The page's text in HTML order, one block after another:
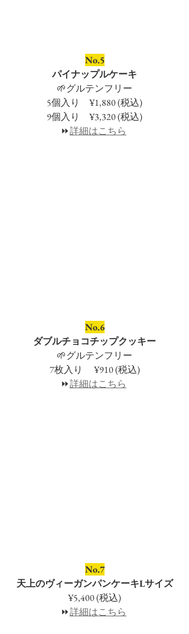
No.5
パイナップルケーキ
🌱グルテンフリー
5個入り　¥1,880 (税込)
9個入り　¥3,320 (税込)
⏩詳細はこちら
No.6
ダブルチョコチップクッキー
🌱グルテンフリー
7枚入り　 ¥910 (税込)
⏩詳細はこちら
No.7
天上のヴィーガンパンケーキLサイズ
¥5,400 (税込)
⏩詳細はこちら